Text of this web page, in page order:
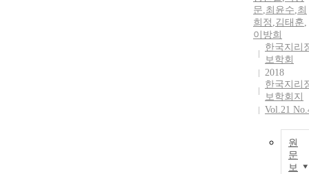
문,최윤수,최
희정 ,김태훈,
이방희
한국지리
보학회
2018
한국지리
보학회지
Vol.21
원
문
보